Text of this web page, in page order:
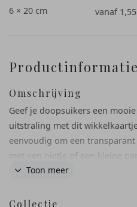
6 × 20 cm vanaf 1,55
Productinformatie
Omschrijving
Geef je doopsuikers een
uitstraling met dit
eenvoudig om een
met een nietje of een kleine
stijlvol geboortebedankje dat
kleurgebruik en de luxe details
Toon meer
Collectie